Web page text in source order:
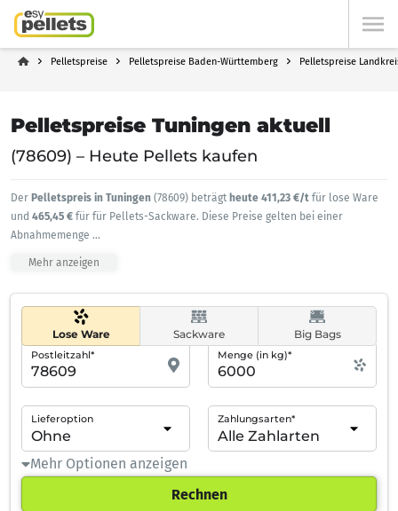
Pelletspreise Pelletspreise Baden-Württemberg Pelletspreise
Pelletspreise Tuningen aktuell
(78609) – Heute Pellets kaufen
Der Pelletspreis in Tuningen (78609) beträgt heute 411,23 €/t für lose Ware
und 465,45 € für für Pellets-Sackware. Diese Preise gelten bei einer
Abnahmemenge ...
Mehr anzeigen
Lose Ware Sackware Big Bags
Postleitzahl* Menge (in kg)*
Lieferoption Zahlungsarten*
Mehr Optionen anzeigen
Rechnen